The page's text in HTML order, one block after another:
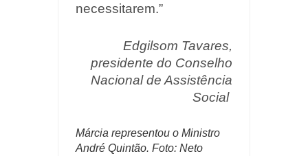
necessitarem.”
Edgilsom Tavares,
presidente do Conselho
Nacional de Assistência
Social
Márcia representou o Ministro
André Quintão. Foto: Neto